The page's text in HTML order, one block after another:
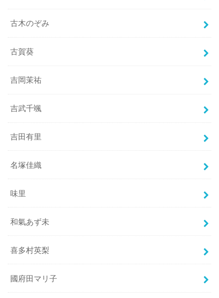
古木のぞみ
古賀葵
吉岡茉祐
吉武千颯
吉田有里
名塚佳織
味里
和氣あず未
喜多村英梨
國府田マリ子